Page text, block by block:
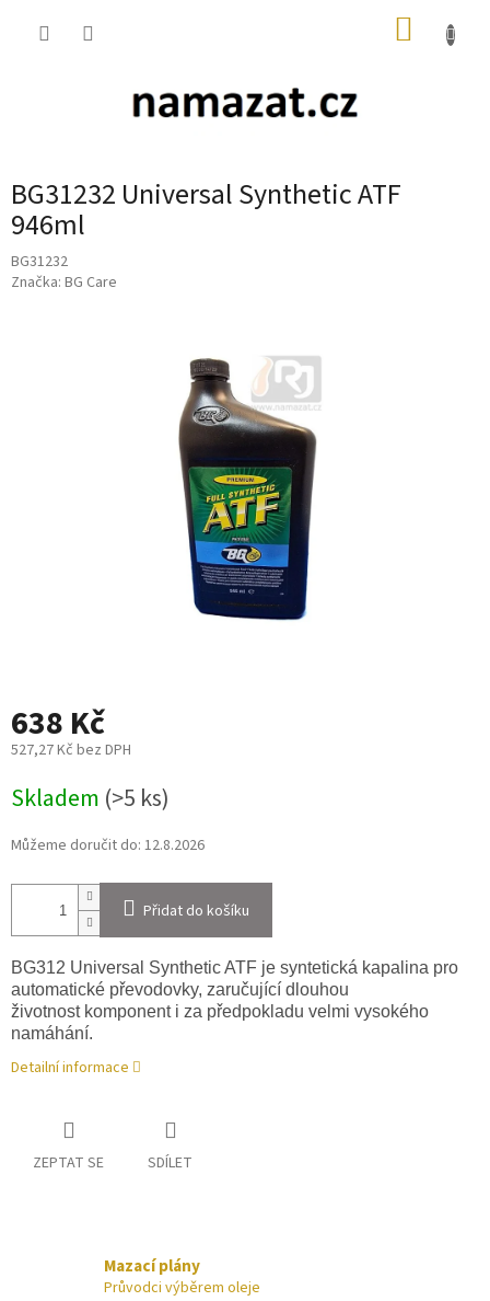
BG31232 Universal Synthetic ATF
946ml
BG31232
Značka: BG Care
638 Kč
527,27 Kč bez DPH
cena:
Skladem (>5 ks)
Můžeme doručit do: 12.8.2026
Přidat do košíku
BG312 Universal Synthetic ATF je syntetická kapalina pro
automatické převodovky, zaručující dlouhou
životnost komponent i za předpokladu velmi vysokého
namáhání.
Detailní informace
ZEPTAT SE SDÍLET
Mazací plány
Průvodci výběrem oleje